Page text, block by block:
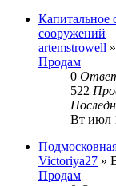
Капитальное
сооружений
artemstrowell
Продам
0
522
Вт июл
Victoriya27 »
Продам